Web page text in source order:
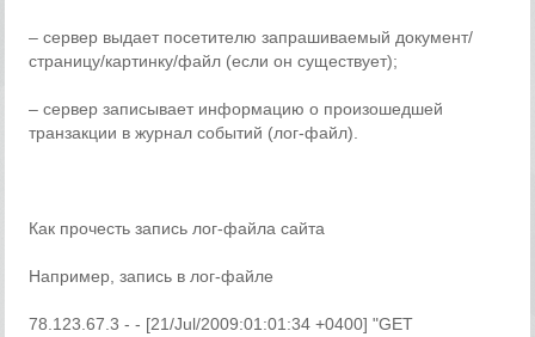
– сервер выдает посетителю запрашиваемый документ/
страницу/картинку/файл (если он существует);
– сервер записывает информацию о произошедшей
транзакции в журнал событий (лог-файл).
Как прочесть запись лог-файла сайта
Например, запись в лог-файле
78.123.67.3 - - [21/Jul/2009:01:01:34 +0400] "GET